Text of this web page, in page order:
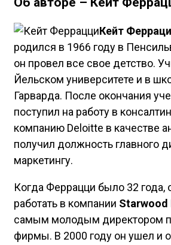
Кейт
родился в 1966 году в
он провел все свое детство.
Йельском университете и в
Гарварда. После окончания
поступил на работу в
компанию Deloitte в качестве
получил должность главного
маркетингу.
Когда Феррацци было 32 года,
работать в компании Starwood
самым молодым директором
фирмы. В 2000 году он ушел и